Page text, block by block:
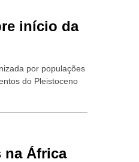
início da
por populações
do Pleistoceno
na África